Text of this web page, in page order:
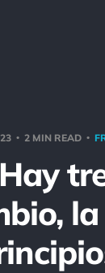
2 MIN READ